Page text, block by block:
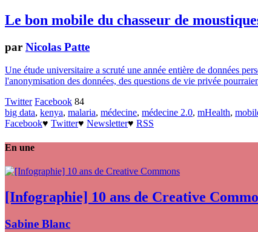
Le bon mobile du chasseur de
par Nicolas Patte
Une étude universitaire a scruté une année entière de données
l'anonymisation des données, des questions de vie privée
Twitter Facebook 84
big data, kenya, malaria, médecine, médecine 2.0, mHealth,
Facebook♥ Twitter♥ Newsletter♥ RSS
En une
[Infographie] 10 ans de Creative
Sabine Blanc